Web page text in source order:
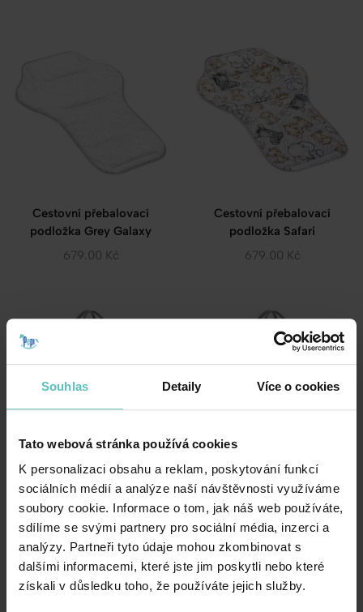
Souhlas Detaily Více o cookies
Tato webová stránka používá cookies
K personalizaci obsahu a reklam, poskytování funkcí
sociálních médií a analýze naší návštěvnosti využíváme
soubory cookie. Informace o tom, jak náš web používáte,
sdílíme se svými partnery pro sociální média, inzerci a
analýzy. Partneři tyto údaje mohou zkombinovat s
dalšími informacemi, které jste jim poskytli nebo které
získali v důsledku toho, že používáte jejich služby.
Cestovní přebalovací
podložka Grey Galaxy
679.00 Kč
Cestovní přebalovací
podložka Safari
679.00 Kč
Pikniková deka – Forest
Friends
1110.00
Kč
Pikniková deka –
Hummingbird
1110.00Kč